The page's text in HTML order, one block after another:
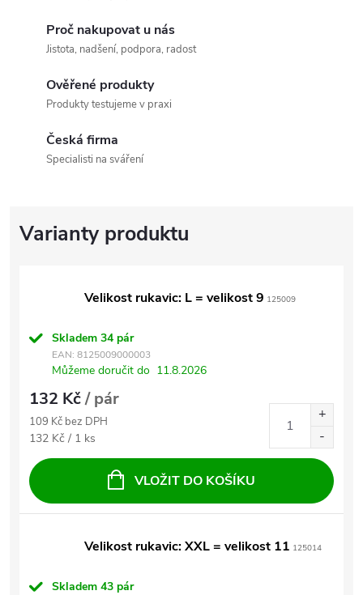
Proč nakupovat u nás
Jistota, nadšení, podpora, radost
Ověřené produkty
Produkty testujeme v praxi
Česká firma
Specialisti na sváření
Velikost rukavic: L = velikost 9 125009
Skladem 34 pár
EAN: 8125009000003
Můžeme doručit do 11.8.2026
132 Kč/ pár
109 Kč bez DPH
Měrná cena:
132 Kč / 1 ks
VLOŽIT DO KOŠÍKU
Velikost rukavic: XXL = velikost 11 125014
Skladem 43 pár